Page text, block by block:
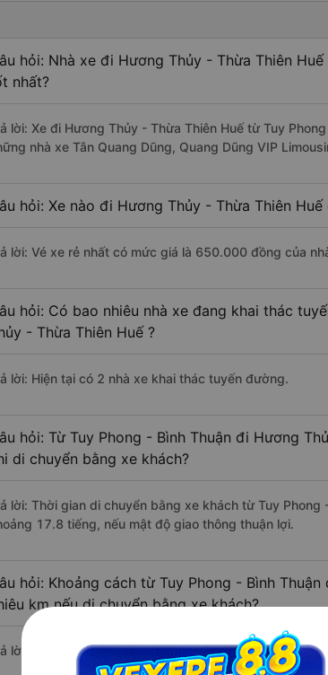
hỏi: Nhà xe đi Hương Thủy - Thừa Thiên
nhất?
lời: Xe đi Hương Thủy - Thừa Thiên Huế từ Tuy
nhà xe Tân Quang Dũng, Quang Dũng VIP
hỏi: Xe nào đi Hương Thủy - Thừa Thiên
lời: Vé xe rẻ nhất có mức giá là 650.000 đồng của
hỏi: Có bao nhiêu nhà xe đang khai thác
- Thừa Thiên Huế ?
lời: Hiện tại có 2 nhà xe khai thác tuyến đường.
hỏi: Từ Tuy Phong - Bình Thuận đi Hương
di chuyển bằng xe khách?
lời: Thời gian di chuyển bằng xe khách từ Tuy
17.8 tiếng, nếu mật độ giao thông thuận lợi.
hỏi: Khoảng cách từ Tuy Phong - Bình
km nếu di chuyển bằng xe khách?
lời: Đoạn đường đi Hương Thủy - Thừa Thiên Huế từ